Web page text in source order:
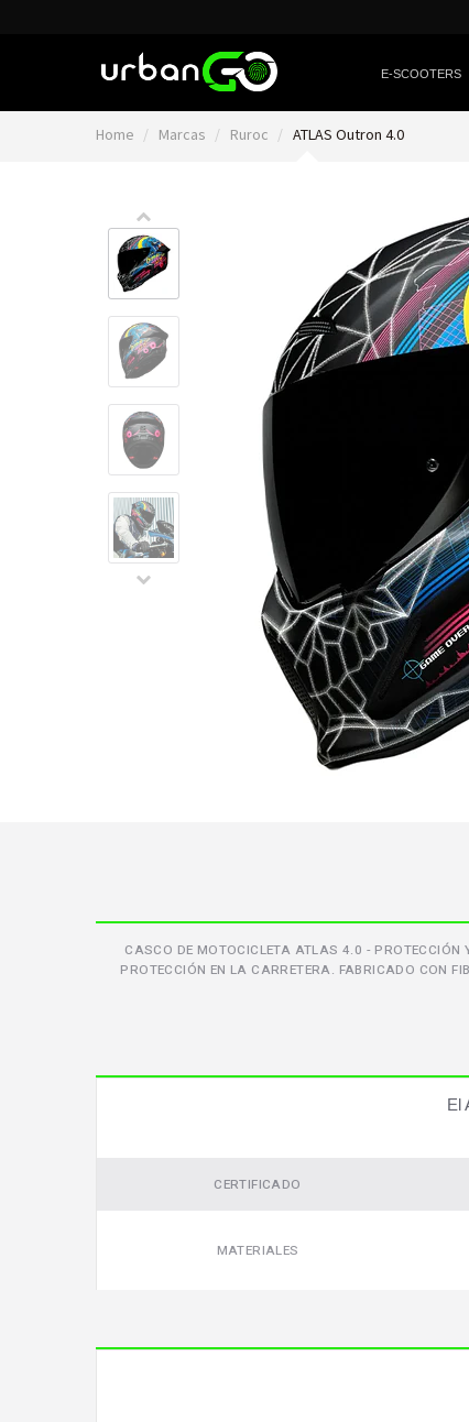
E-SCOOTERS
Home Marcas Ruroc ATLAS Outron 4.0
CASCO DE MOTOCICLETA ATLAS 4.0 - PROTECCIÓN
PROTECCIÓN EN LA CARRETERA. FABRICADO CON
El
CERTIFICADO
MATERIALES